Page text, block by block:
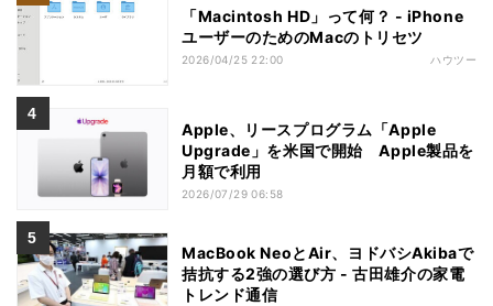
「Macintosh HD」って何？ - iPhone
ユーザーのためのMacのトリセツ
2026/04/25 22:00 ハウツー
Apple、リースプログラム「Apple
Upgrade」を米国で開始 Apple製品を
月額で利用
2026/07/29 06:58
MacBook NeoとAir、ヨドバシAkibaで
拮抗する2強の選び方 - 古田雄介の家電
トレンド通信